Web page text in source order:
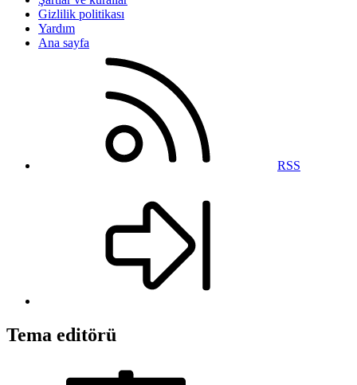
Gizlilik politikası
Yardım
Ana sayfa
RSS
Tema editörü